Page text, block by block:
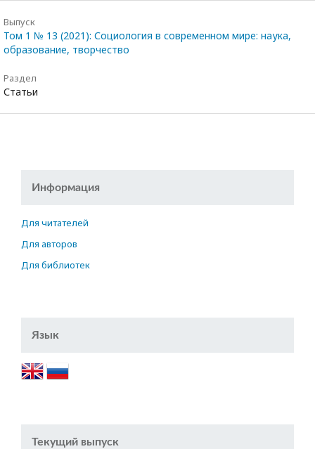
Выпуск
Том 1 № 13 (2021): Социология в современном мире: наука,
образование, творчество
Раздел
Статьи
Информация
Для читателей
Для авторов
Для библиотек
Язык
Текущий выпуск